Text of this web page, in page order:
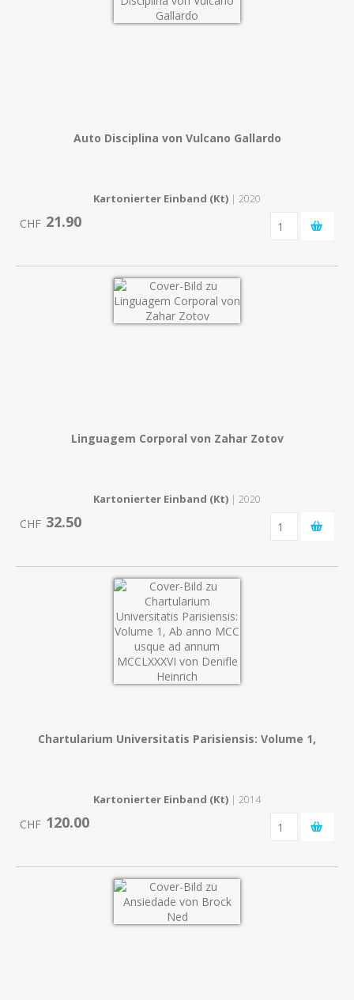
Auto Disciplina von Vulcano Gallardo
Kartonierter Einband (Kt) | 2020
CHF 21.90
Linguagem Corporal von Zahar Zotov
Kartonierter Einband (Kt) | 2020
CHF 32.50
Chartularium Universitatis Parisiensis: Volume 1,
Kartonierter Einband (Kt) | 2014
CHF 120.00